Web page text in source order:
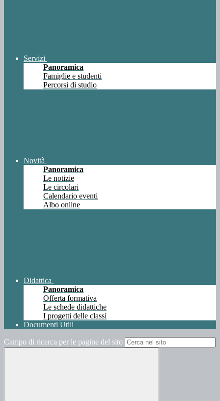
Servizi
Panoramica
Famiglie e studenti
Percorsi di studio
Novità
Panoramica
Le notizie
Le circolari
Calendario eventi
Albo online
Didattica
Panoramica
Offerta formativa
Le schede didattiche
I progetti delle classi
Documenti Utili
Campo di ricerca per le pagine del sito